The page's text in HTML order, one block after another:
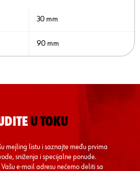
30 mm
90 mm
U TOKU
mejling listu i saznajte među prvima
sniženja i specijalne ponude.
e-mail adresu nećemo deliti sa